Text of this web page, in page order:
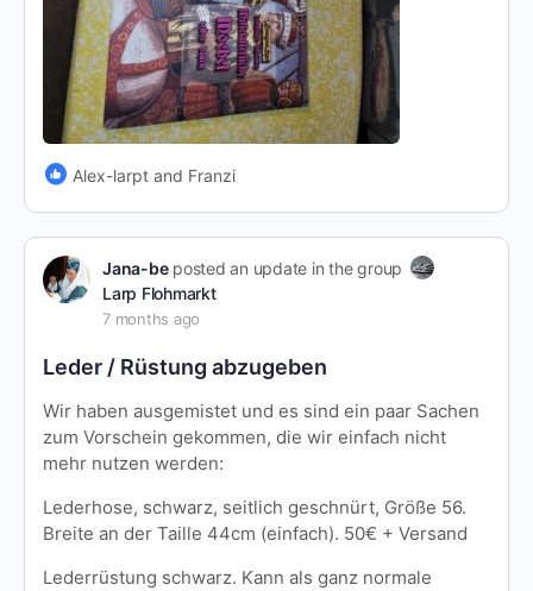
Alex-larpt and Franzi
Jana-beposted an update in the group
Larp Flohmarkt
7 months ago
Leder / Rüstung abzugeben
Wir haben ausgemistet und es sind ein paar Sachen
zum Vorschein gekommen, die wir einfach nicht
mehr nutzen werden:
Lederhose, schwarz, seitlich geschnürt, Größe 56.
Breite an der Taille 44cm (einfach). 50€ + Versand
Lederrüstung schwarz. Kann als ganz normale